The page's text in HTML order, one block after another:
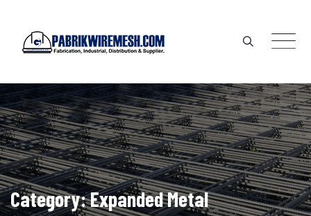
content
Category: Expanded Metal